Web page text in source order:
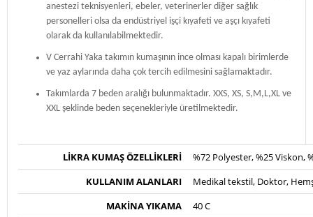
anestezi teknisyenleri, ebeler, veterinerler diğer sağlık
personelleri olsa da endüstriyel işçi kıyafeti ve aşçı kıyafeti
olarak da kullanılabilmektedir.
V Cerrahi Yaka takımın kumaşının ince olması kapalı birimlerde
ve yaz aylarında daha çok tercih edilmesini sağlamaktadır.
Takımlarda 7 beden aralığı bulunmaktadır. XXS, XS, S,M,L,XL ve
XXL şeklinde beden seçenekleriyle üretilmektedir.
LİKRA KUMAŞ ÖZELLİKLERİ
%72 Polyester, %25 Viskon,
KULLANIM ALANLARI
Medikal tekstil, Doktor,
MAKİNA YIKAMA
40 C